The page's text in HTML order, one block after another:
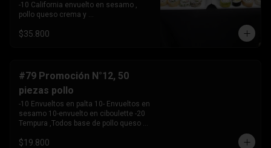
-10 California envuelto en sesamo ,
pollo queso crema y
-10 California envuelto en ciboulette ,
    cebollín.
-10 envuelto en palta , salmon, queso
crema y cebollín
-10 Envuelto en queso crema, palmito,
palta.
-10 Tempura, kanikama y palta
cebollín.
$35.800
#79 Promoción N°12, 50
piezas pollo
-10 Envueltos en palta 10- Envueltos en
sesamo 10-envuelto en ciboulette -20
Tempura ,Todos base de pollo queso
$19.800